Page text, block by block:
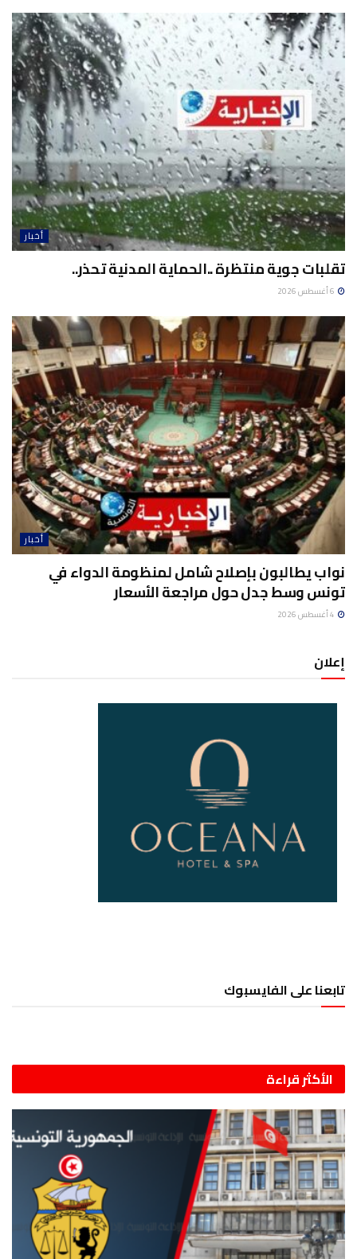
أخبار
تقلبات جوية منتظرة ..الحماية المدنية تحذر..
أخبار
نواب يطالبون بإصلاح شامل لمنظومة الدواء في
تونس وسط جدل حول مراجعة الأسعار
إعلان
تابعنا على الفايسبوك
الأكثر قراءة